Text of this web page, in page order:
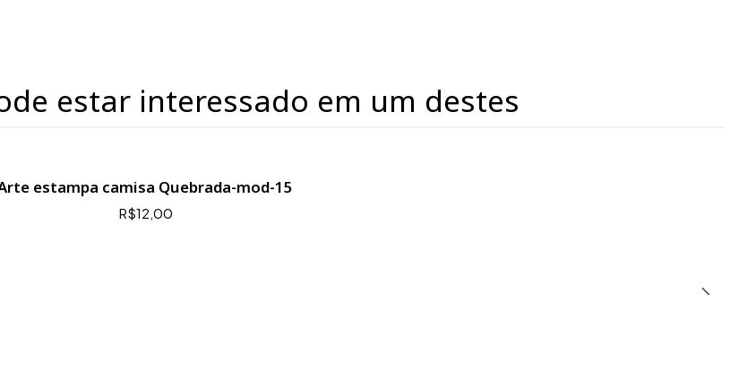
estar interessado em um destes
estampa camisa Quebrada-mod-15
R$12,00